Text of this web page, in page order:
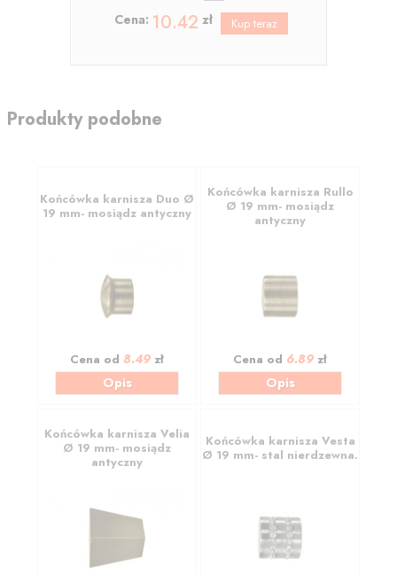
Cena: 10.42 zł
Produkty podobne
Końcówka karnisza Duo Ø
19 mm- mosiądz antyczny
Cena od 8.49 zł
Opis
Końcówka karnisza Rullo
Ø 19 mm- mosiądz
antyczny
Cena od 6.89 zł
Opis
Końcówka karnisza Velia
Ø 19 mm- mosiądz
antyczny
Końcówka karnisza Vesta
Ø 19 mm- stal nierdzewna.